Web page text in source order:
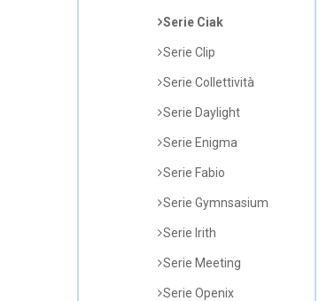
Serie Ciak
Serie Clip
Serie Collettività
Serie Daylight
Serie Enigma
Serie Fabio
Serie Gymnsasium
Serie Irith
Serie Meeting
Serie Openix